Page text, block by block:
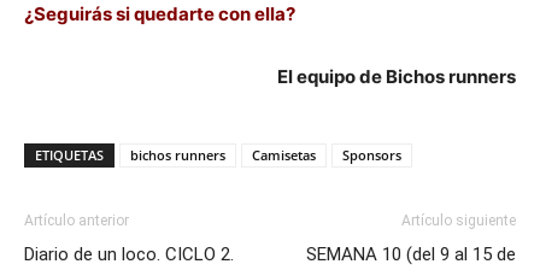
¿Seguirás si quedarte con ella?
El equipo de Bichos runners
ETIQUETAS bichos runners Camisetas Sponsors
Artículo anterior
Diario de un loco. CICLO 2.
Artículo siguiente
SEMANA 10 (del 9 al 15 de